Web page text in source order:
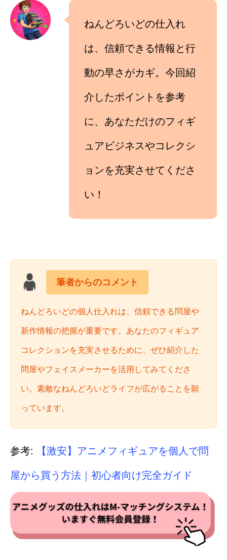
ねんどろいどの仕入れ
は、信頼できる情報と行
動の早さがカギ。今回紹
介したポイントを参考
に、あなただけのフィギ
ュアビジネスやコレクシ
ョンを充実させてくださ
い！
筆者からのコメント
ねんどろいどの個人仕入れは、信頼できる問屋や
新作情報の把握が重要です。あなたのフィギュア
コレクションを充実させるために、ぜひ紹介した
問屋やフェイスメーカーを活用してみてくださ
い。素敵なねんどろいどライフが広がることを願
っています。
参考: 【激安】アニメフィギュアを個人で問
屋から買う方法｜初心者向け完全ガイド